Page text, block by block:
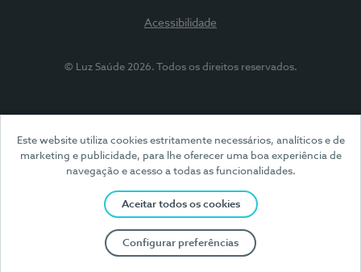
Este website utiliza cookies estritamente necessários, analíticos e de
marketing e publicidade, para lhe oferecer uma boa experiência de
navegação e acesso a todas as funcionalidades.
Aceitar todos os cookies
Configurar preferências
Acessibilidade
© Luz Saúde 2026. Todos os direitos reservados.